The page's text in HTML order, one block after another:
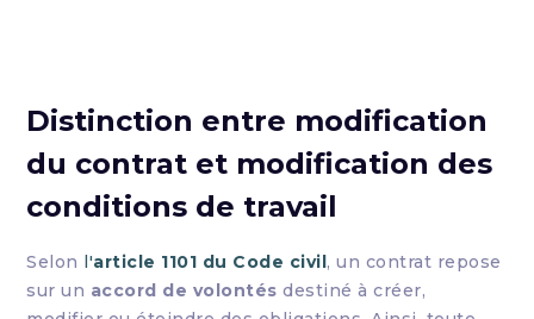
Distinction entre modification
du contrat et modification des
conditions de travail
Selon l'article 1101 du Code civil, un contrat repose
sur un accord de volontés destiné à créer,